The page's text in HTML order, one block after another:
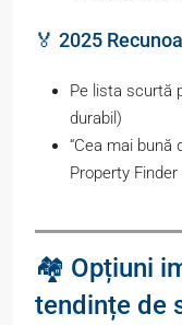
🏅 2025
Pe lista scurtă
durabil)
“Cea mai bună
Property Finder
🏘️ Opțiuni
tendințe de